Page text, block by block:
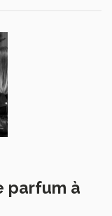
parfum à